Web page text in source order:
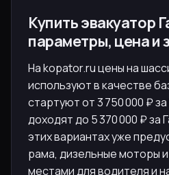
Купить эвакуатор
параметры, цена и
На kopator.ru цены на
используют в качестве
стартуют от 3 750 000 ₽ за
доходят до 5 370 000 ₽ за
этих вариантах уже
рама, дизельные моторы
местами для водителя и